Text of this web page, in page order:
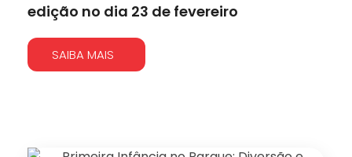
edição no dia 23 de fevereiro
SAIBA MAIS